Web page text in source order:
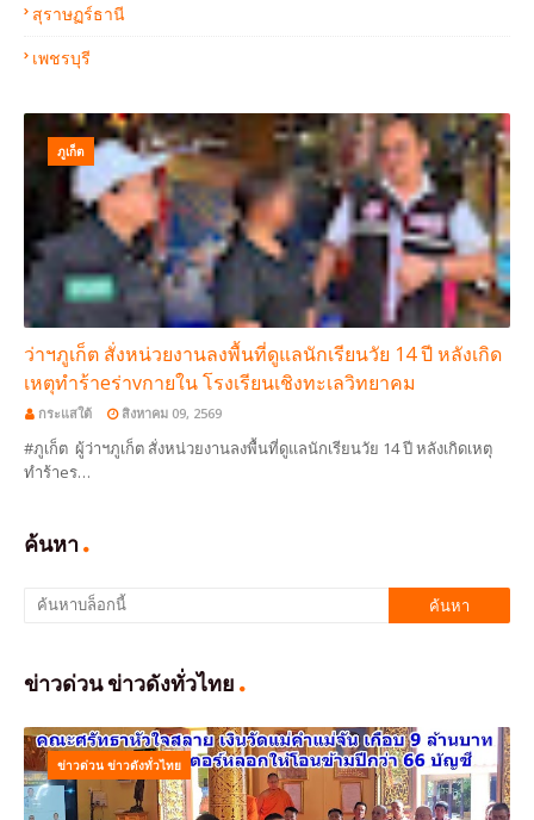
สุราษฏร์ธานี
เพชรบุรี
ภูเก็ต
ว่าฯภูเก็ต สั่งหน่วยงานลงพื้นที่ดูแลนักเรียนวัย 14 ปี หลังเกิด
เหตุทำร้าeร่าvกายใน โรงเรียนเชิงทะเลวิทยาคม
กระแสใต้ สิงหาคม 09, 2569
#ภูเก็ต ผู้ว่าฯภูเก็ต สั่งหน่วยงานลงพื้นที่ดูแลนักเรียนวัย 14 ปี หลังเกิดเหตุ
ทำร้าeร…
ค้นหา
ข่าวด่วน ข่าวดังทั่วไทย
ข่าวด่วน ข่าวดังทั่วไทย